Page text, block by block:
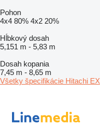
Pohon
4x4 80% 4x2 20%
Hĺbkový dosah
5,151 m - 5,83 m
Dosah kopania
7,45 m - 8,65 m
Všetky špecifikácie Hitachi EX